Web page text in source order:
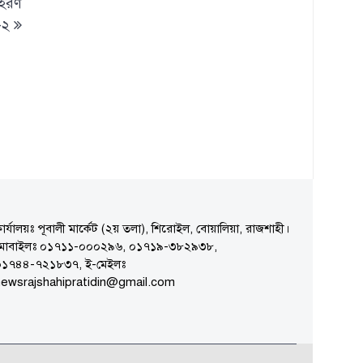
পূবালী মার্কেট (২য় তলা), শিরোইল, বোয়ালিয়া, রাজশাহী।
০১৭১১-০০০২৯৬, ০১৭১৯-৩৮২৯৩৮,
৭২১৮৩৭, ই-মেইলঃ